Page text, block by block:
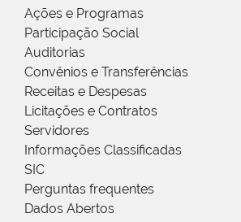
Ações e Programas
Participação Social
Auditorias
Convênios e Transferências
Receitas e Despesas
Licitações e Contratos
Servidores
Informações Classificadas
SIC
Perguntas frequentes
Dados Abertos